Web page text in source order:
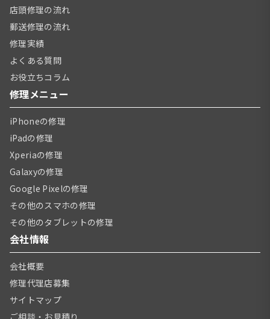
店頭修理の流れ
郵送修理の流れ
修理実績
よくある質問
お役立ちコラム
修理メニュー
iPhoneの修理
iPadの修理
Xperiaの修理
Galaxyの修理
Google Pixelの修理
その他のスマホの修理
その他のタブレットの修理
会社情報
会社概要
修理代理店募集
サイトマップ